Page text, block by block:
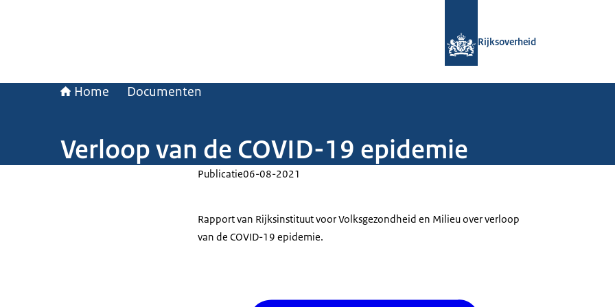
Rijksoverheid
Home Documenten
Verloop van de COVID-19 epidemie
Publicatie06-08-2021
Rapport van Rijksinstituut voor Volksgezondheid en Milieu over verloop
van de COVID-19 epidemie.